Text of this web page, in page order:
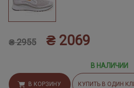
₴ 2955 ₴ 2069
В НАЛИЧИИ
В КОРЗИНУ КУПИТЬ В ОДИН